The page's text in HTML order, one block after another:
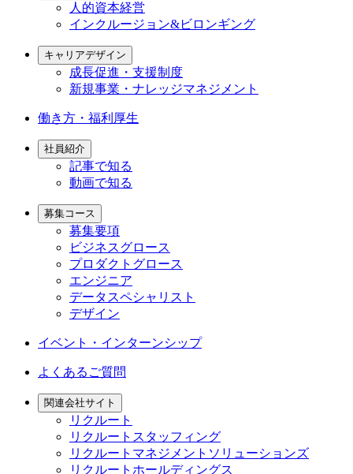
人的資本経営
インクルージョン&ビロンギング
キャリアデザイン
成長促進・支援制度
新規事業・ナレッジマネジメント
働き方・福利厚生
社員紹介
記事で知る
動画で知る
募集コース
募集要項
ビジネスグロース
プロダクトグロース
エンジニア
データスペシャリスト
デザイン
イベント・インターンシップ
よくあるご質問
関連会社サイト
リクルート
リクルートスタッフィング
リクルートマネジメントソリューションズ
リクルートホールディングス